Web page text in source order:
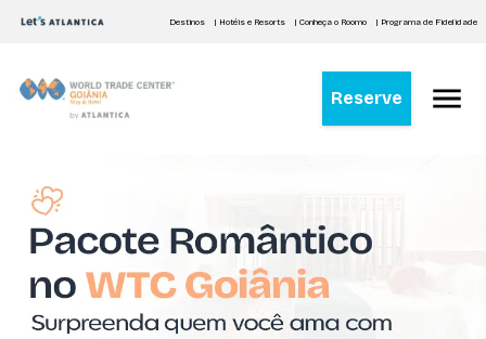
Destinos | Hotéis e Resorts | Conheça o Roomo | Programa de Fidelidade
Reserve